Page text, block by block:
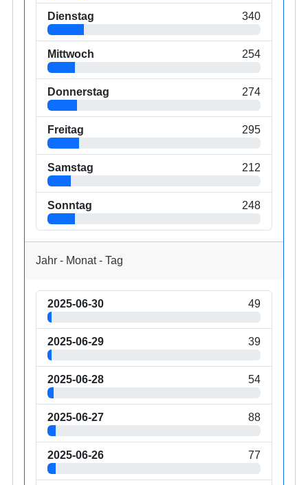
Dienstag 340
Mittwoch 254
Donnerstag 274
Freitag 295
Samstag 212
Sonntag 248
Jahr - Monat - Tag
2025-06-30 49
2025-06-29 39
2025-06-28 54
2025-06-27 88
2025-06-26 77